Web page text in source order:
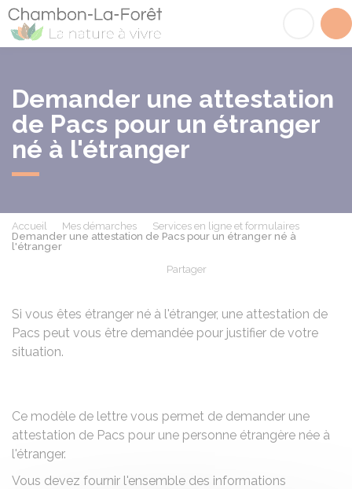
Demander une attestation
de Pacs pour un étranger
né à l'étranger
Accueil Mes démarches
Services en ligne et formulaires
Demander une attestation de Pacs pour un étranger né à
l'étranger
Partager
Si vous êtes étranger né à l'étranger, une attestation de
Pacs peut vous être demandée pour justifier de votre
situation.
Ce modèle de lettre vous permet de demander une
attestation de Pacs pour une personne étrangère née à
l'étranger.
Vous devez fournir l'ensemble des informations